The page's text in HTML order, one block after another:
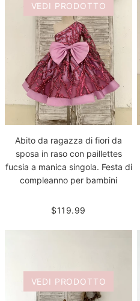
VEDI PRODOTTO
Abito da ragazza di fiori da
sposa in raso con paillettes
fucsia a manica singola. Festa di
compleanno per bambini
$119.99
VEDI PRODOTTO